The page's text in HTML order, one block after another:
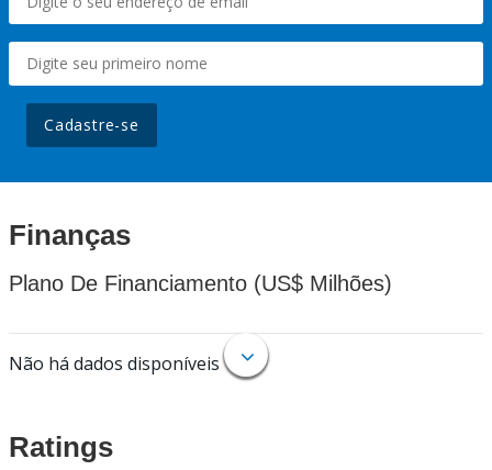
Cadastre-se
Finanças
Plano De Financiamento (US$ Milhões)
Não há dados disponíveis
Ratings